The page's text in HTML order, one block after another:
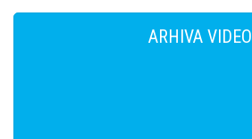
ARHIVA VIDEO